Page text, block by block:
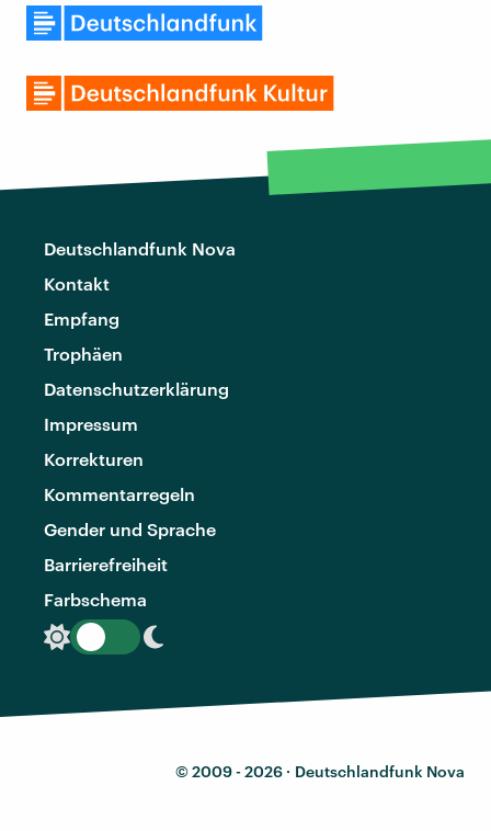
Deutschlandfunk Nova
Kontakt
Empfang
Trophäen
Datenschutzerklärung
Impressum
Korrekturen
Kommentarregeln
Gender und Sprache
Barrierefreiheit
Farbschema
© 2009 - 2026 · Deutschlandfunk Nova